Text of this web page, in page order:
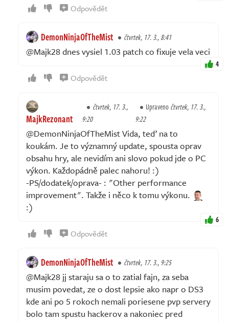
Odpovědět
DemonNinjaOfTheMist čtvrtek, 17. 3., 8:41
@Majk28 dnes vysiel 1.03 patch co fixuje vela veci
4
Odpovědět
MajkRezonant
čtvrtek, 17. 3.,
9:20
Upravenočtvrtek, 17. 3.,
9:22
@DemonNinjaOfTheMist Vida, teď na to
koukám. Je to významný update, spousta oprav
obsahu hry, ale nevidím ani slovo pokud jde o PC
výkon. Každopádně palec nahoru! :)
-PS/dodatek/oprava- : "Other performance
improvement". Takže i něco k tomu výkonu.
:)
6
Odpovědět
DemonNinjaOfTheMist čtvrtek, 17. 3., 9:25
@Majk28 jj staraju sa o to zatial fajn, za seba
musim povedat, ze o dost lepsie ako napr o DS3
kde ani po 5 rokoch nemali poriesene pvp servery
bolo tam spustu hackerov a nakoniec pred